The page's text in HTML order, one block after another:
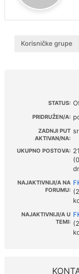
Korisničke grupe
STATUS:
PRIDRUŽEN/A:
ZADNJI PUT
AKTIVAN/NA:
UKUPNO POSTOVA:
NAJAKTIVNIJI/A NA
FORUMU:
NAJAKTIVNIJI/A U
TEMI: